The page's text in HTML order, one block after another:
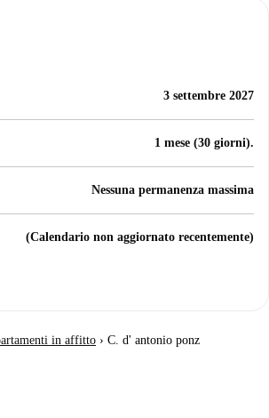
3 settembre 2027
1 mese (30 giorni).
Nessuna permanenza massima
(Calendario non aggiornato recentemente)
in affitto › C. d' antonio ponz